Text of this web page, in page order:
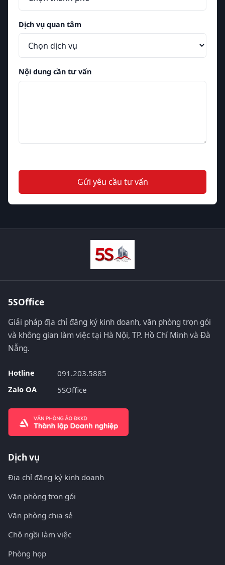
Dịch vụ quan tâm
Nội dung cần tư vấn
Gửi yêu cầu tư vấn
5SOffice
Giải pháp địa chỉ đăng ký kinh doanh, văn phòng trọn gói
và không gian làm việc tại Hà Nội, TP. Hồ Chí Minh và Đà
Nẵng.
Hotline
091.203.5885
Zalo OA
5SOffice
Dịch vụ
Địa chỉ đăng ký kinh doanh
Văn phòng trọn gói
Văn phòng chia sẻ
Chỗ ngồi làm việc
Phòng họp